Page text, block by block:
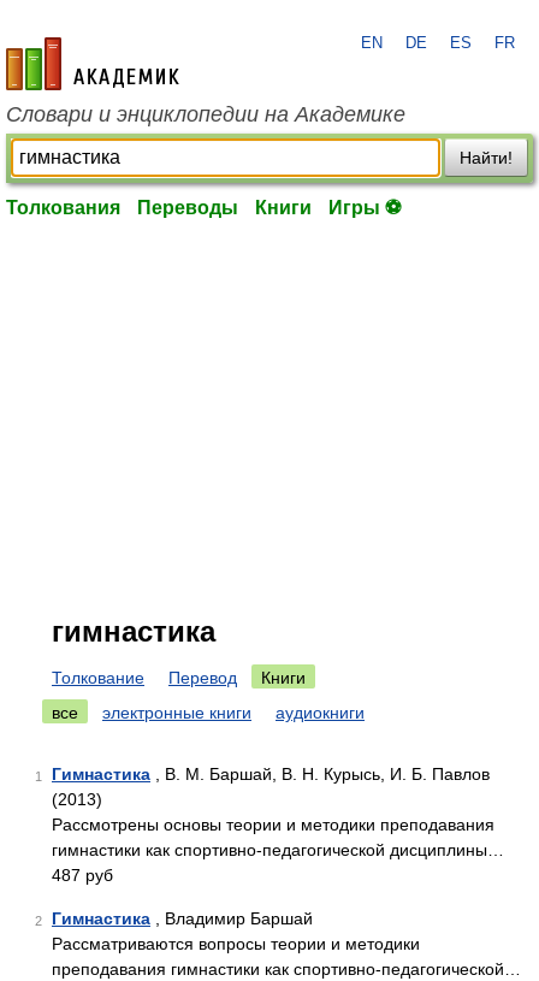
academic.ru
EN DE ES FR
Словари и энциклопедии на Академике
Найти!
Толкования Переводы Книги Игры ⚽
гимнастика
Толкование Перевод
Книги
все
электронные книги аудиокниги
1 Гимнастика , В. М. Баршай, В. Н. Курысь, И. Б. Павлов
(2013)
Рассмотрены основы теории и методики преподавания
гимнастики как спортивно-педагогической дисциплины…
487 руб
2 Гимнастика , Владимир Баршай
Рассматриваются вопросы теории и методики
преподавания гимнастики как спортивно-педагогической…